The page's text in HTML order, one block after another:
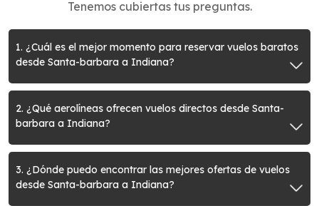
Tenemos cubiertas tus preguntas.
1. ¿Cuál es el mejor momento para reservar vuelos baratos
desde Santa-barbara a Indiana?
2. ¿Qué aerolíneas ofrecen vuelos directos desde Santa-
barbara a Indiana?
3. ¿Dónde puedo encontrar las mejores ofertas de vuelos
desde Santa-barbara a Indiana?